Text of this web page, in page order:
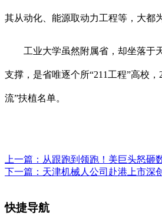
其从动化、能源取动力工程等，大都
工业大学虽然附属省，却坐落于
支撑，是省唯逐个所“211工程”高校，
流”扶植名单。
上一篇： 从跟跑到领跑！美巨头怒砸
下一篇： 天津机械人公司赴港上市深
快捷导航